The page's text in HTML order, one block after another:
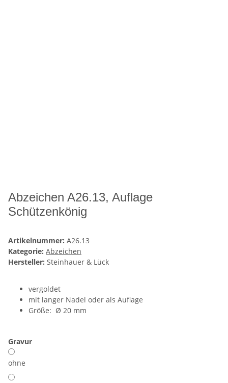
Abzeichen A26.13, Auflage
Schützenkönig
Artikelnummer: A26.13
Kategorie: Abzeichen
Hersteller: Steinhauer & Lück
vergoldet
mit langer Nadel oder als Auflage
Größe: Ø 20 mm
Gravur
ohne